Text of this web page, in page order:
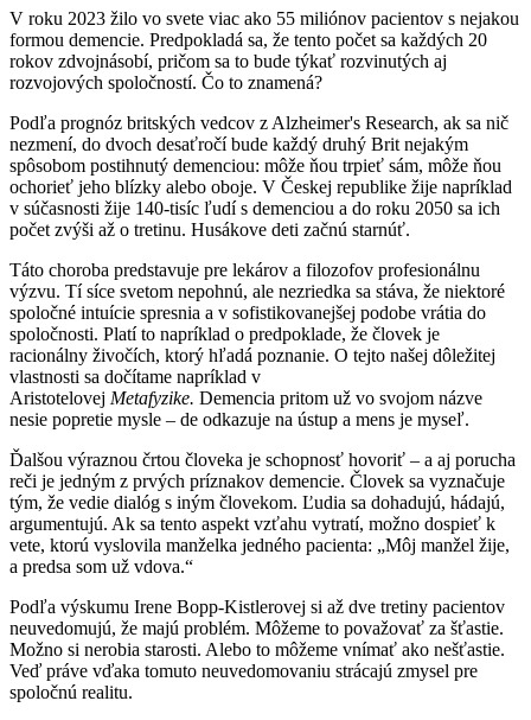
V roku 2023 žilo vo svete viac ako 55 miliónov pacientov s nejakou
formou demencie. Predpokladá sa, že tento počet sa každých 20
rokov zdvojnásobí, pričom sa to bude týkať rozvinutých aj
rozvojových spoločností. Čo to znamená?
Podľa prognóz britských vedcov z Alzheimer's Research, ak sa nič
nezmení, do dvoch desaťročí bude každý druhý Brit nejakým
spôsobom postihnutý demenciou: môže ňou trpieť sám, môže ňou
ochorieť jeho blízky alebo oboje. V Českej republike žije napríklad
v súčasnosti žije 140-tisíc ľudí s demenciou a do roku 2050 sa ich
počet zvýši až o tretinu. Husákove deti začnú starnúť.
Táto choroba predstavuje pre lekárov a filozofov profesionálnu
výzvu. Tí síce svetom nepohnú, ale nezriedka sa stáva, že niektoré
spoločné intuície spresnia a v sofistikovanejšej podobe vrátia do
spoločnosti. Platí to napríklad o predpoklade, že človek je
racionálny živočích, ktorý hľadá poznanie. O tejto našej dôležitej
vlastnosti sa dočítame napríklad v
Aristotelovej Metafyzike. Demencia pritom už vo svojom názve
nesie popretie mysle – de odkazuje na ústup a mens je myseľ.
Ďalšou výraznou črtou človeka je schopnosť hovoriť – a aj porucha
reči je jedným z prvých príznakov demencie. Človek sa vyznačuje
tým, že vedie dialóg s iným človekom. Ľudia sa dohadujú, hádajú,
argumentujú. Ak sa tento aspekt vzťahu vytratí, možno dospieť k
vete, ktorú vyslovila manželka jedného pacienta: „Môj manžel žije,
a predsa som už vdova.“
Podľa výskumu Irene Bopp-Kistlerovej si až dve tretiny pacientov
neuvedomujú, že majú problém. Môžeme to považovať za šťastie.
Možno si nerobia starosti. Alebo to môžeme vnímať ako nešťastie.
Veď práve vďaka tomuto neuvedomovaniu strácajú zmysel pre
spoločnú realitu.